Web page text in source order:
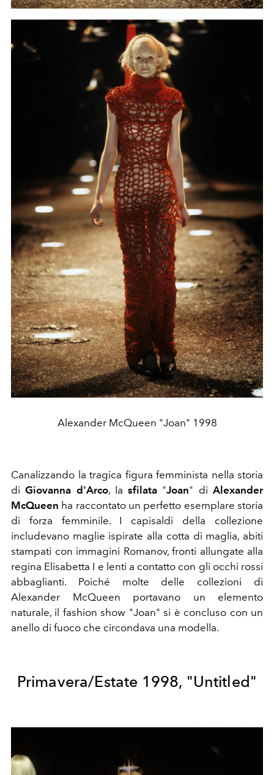
Alexander McQueen "Joan" 1998
Canalizzando la tragica figura femminista nella storia
di Giovanna d'Arco, lasfilata "Joan" diAlexander
McQueen ha raccontato un perfetto esemplare storia
di forza femminile. I capisaldi della collezione
includevano maglie ispirate alla cotta di maglia, abiti
stampati con immagini Romanov, fronti allungate alla
regina Elisabetta I e lenti a contatto con gli occhi rossi
abbaglianti. Poiché molte delle collezioni di
Alexander McQueen portavano un elemento
naturale, il fashion show "Joan" si è concluso con un
anello di fuoco che circondava una modella.
Primavera/Estate 1998, "Untitled"